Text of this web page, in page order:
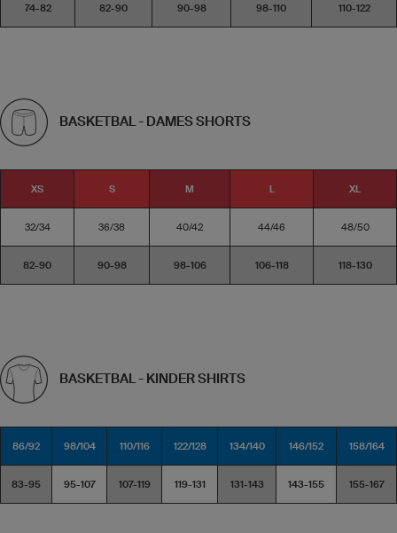
74-82 82-90 90-98 98-110 110-122
BASKETBAL - DAMES SHORTS
XS S M L XL
32/34 36/38 40/42 44/46 48/50
82-90 90-98 98-106 106-118 118-130
BASKETBAL - KINDER SHIRTS
86/92 98/104 110/116 122/128 134/140 146/152 158/164
83-95 95-107 107-119 119-131 131-143 143-155 155-167